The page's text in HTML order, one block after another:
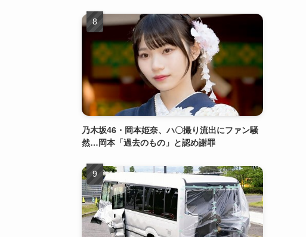
乃木坂46・岡本姫奈、ハ〇撮り流出にファン騒
然…岡本「過去のもの」と認め謝罪